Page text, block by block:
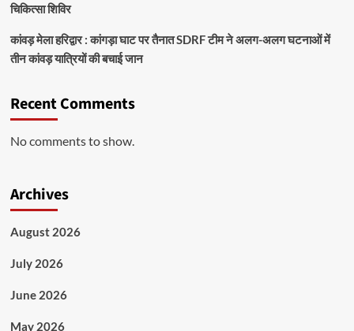
चिकित्सा शिविर
कांवड़ मेला हरिद्वार : कांगड़ा घाट पर तैनात SDRF टीम ने अलग-अलग घटनाओं में
तीन कांवड़ यात्रियों की बचाई जान
Recent Comments
No comments to show.
Archives
August 2026
July 2026
June 2026
May 2026